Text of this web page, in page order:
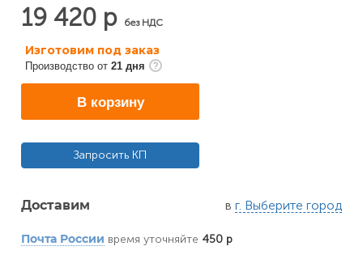
19 420 р без НДС
Изготовим под заказ
Производство от 21 дня
В корзину
Запросить КП
Доставим в г. Выберите город
Почта России время уточняйте 450 р